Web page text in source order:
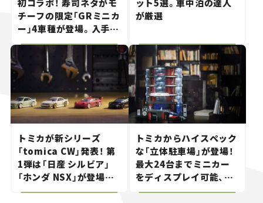
初コラボ！ 寿司ネタがモ
チーフの限定「GRミニカ
ー」4車種が登場。入手方
法は？【クルマとホビー】
ット5選。車中泊の達人
が厳選
トミカが新シリーズ
「tomica CW」発表！ 第
1弾は「日産 シルビア」
「ホンダ NSX」が登場。
世界が注目す
トミカからハイスペック
な「立体駐車場」が登場！
最大24台までミニカー
をディスプレイ可能、特
別な「日産 GT-R